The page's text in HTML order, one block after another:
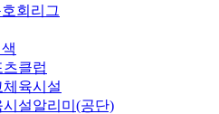
회리그
츠클럽
체육시설
시설알리미(공단)